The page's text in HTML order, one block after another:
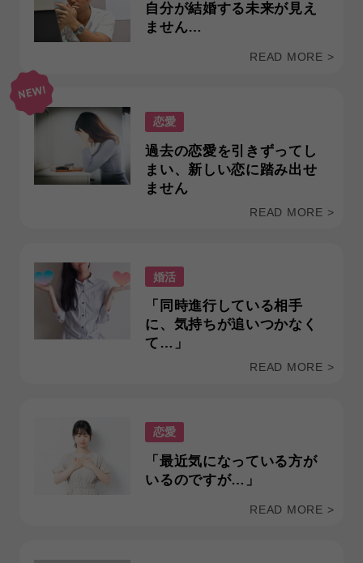
自分が結婚する未来が見え
ません…
READ MORE >
恋愛
過去の恋愛を引きずってし
まい、新しい恋に踏み出せ
ません
READ MORE >
婚活
「同時進行している相手
に、気持ちが追いつかなく
て…」
READ MORE >
恋愛
「最近気になっている方が
いるのですが…」
READ MORE >